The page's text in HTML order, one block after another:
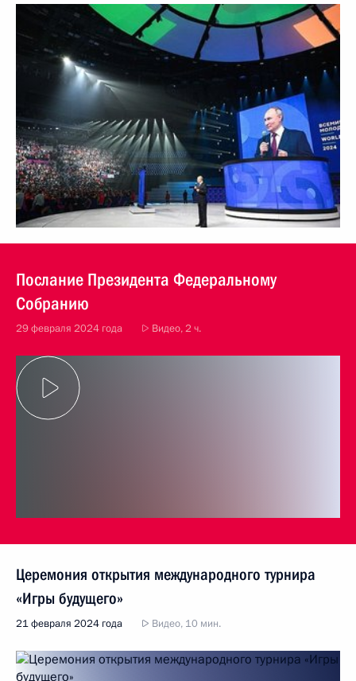
Послание Президента Федеральному
Собранию
29 февраля 2024 года Видео, 2 ч.
Церемония открытия международного турнира
«Игры будущего»
21 февраля 2024 года Видео, 10 мин.